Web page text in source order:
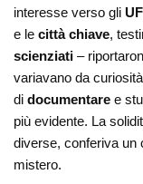
interesse verso gli
e lecittà chiave,
scienziati –
variavano da
didocumentare e
più evidente. La
diverse, conferiva un
mistero.